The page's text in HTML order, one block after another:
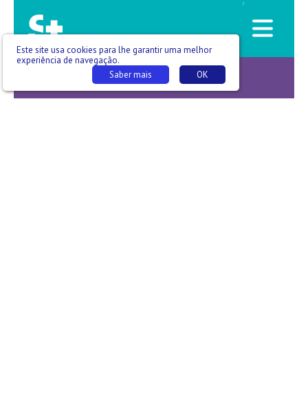
/
Corpo clínico -T06 E001_02
Este site usa cookies para lhe garantir uma melhor
experiência de navegação.
OK
Saber mais